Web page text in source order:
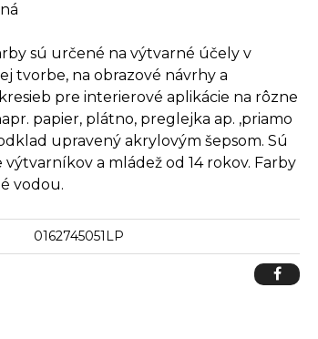
sú určené na výtvarné účely v
tvorbe, na obrazové návrhy a
pre interierové aplikácie na rôzne
papier, plátno, preglejka ap. ,priamo
upravený akrylovým šepsom. Sú
a mládež od 14 rokov. Farby
vodou.
0162745051LP